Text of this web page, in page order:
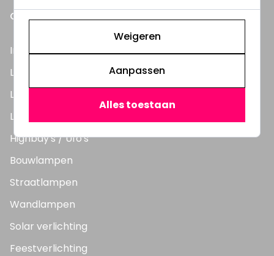
ONZE PRODUCTEN
Inbouwspots
LED Lampen
LED TL Buizen
LED Panelen
Highbay's / Ufo's
Bouwlampen
Straatlampen
Wandlampen
Solar verlichting
Feestverlichting
Weigeren
Aanpassen
Alles toestaan